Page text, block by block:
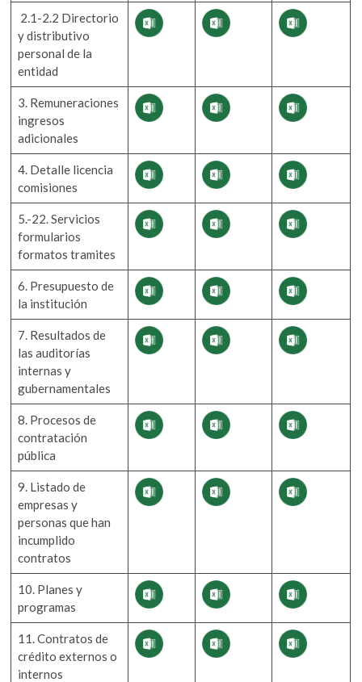
2.1-2.2 Directorio
y distributivo
personal de la
entidad
3. Remuneraciones
ingresos
adicionales
4. Detalle licencia
comisiones
5.-22. Servicios
formularios
formatos tramites
6. Presupuesto de
la institución
7. Resultados de
las auditorías
internas y
gubernamentales
8. Procesos de
contratación
pública
9. Listado de
empresas y
personas que han
incumplido
contratos
10. Planes y
programas
11. Contratos de
crédito externos o
internos